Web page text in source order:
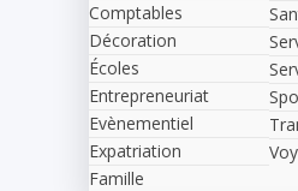
Comptables
Décoration
Écoles
Entrepreneuriat
Evènementiel
Expatriation
Famille